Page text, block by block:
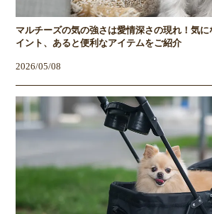
マルチーズの気の強さは愛情深さの現れ！気
イント、あると便利なアイテムをご紹介
2026/05/08